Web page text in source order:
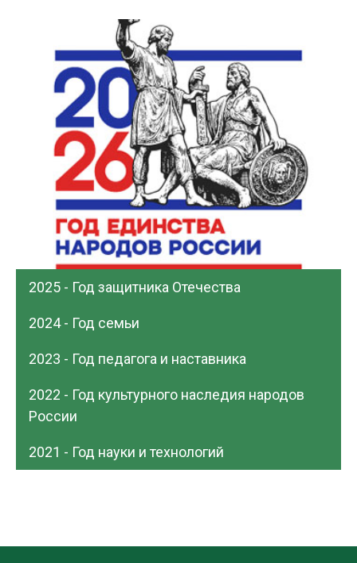
2025 - Год защитника Отечества
2024 - Год семьи
2023 - Год педагога и наставника
2022 - Год культурного наследия народов
России
2021 - Год науки и технологий